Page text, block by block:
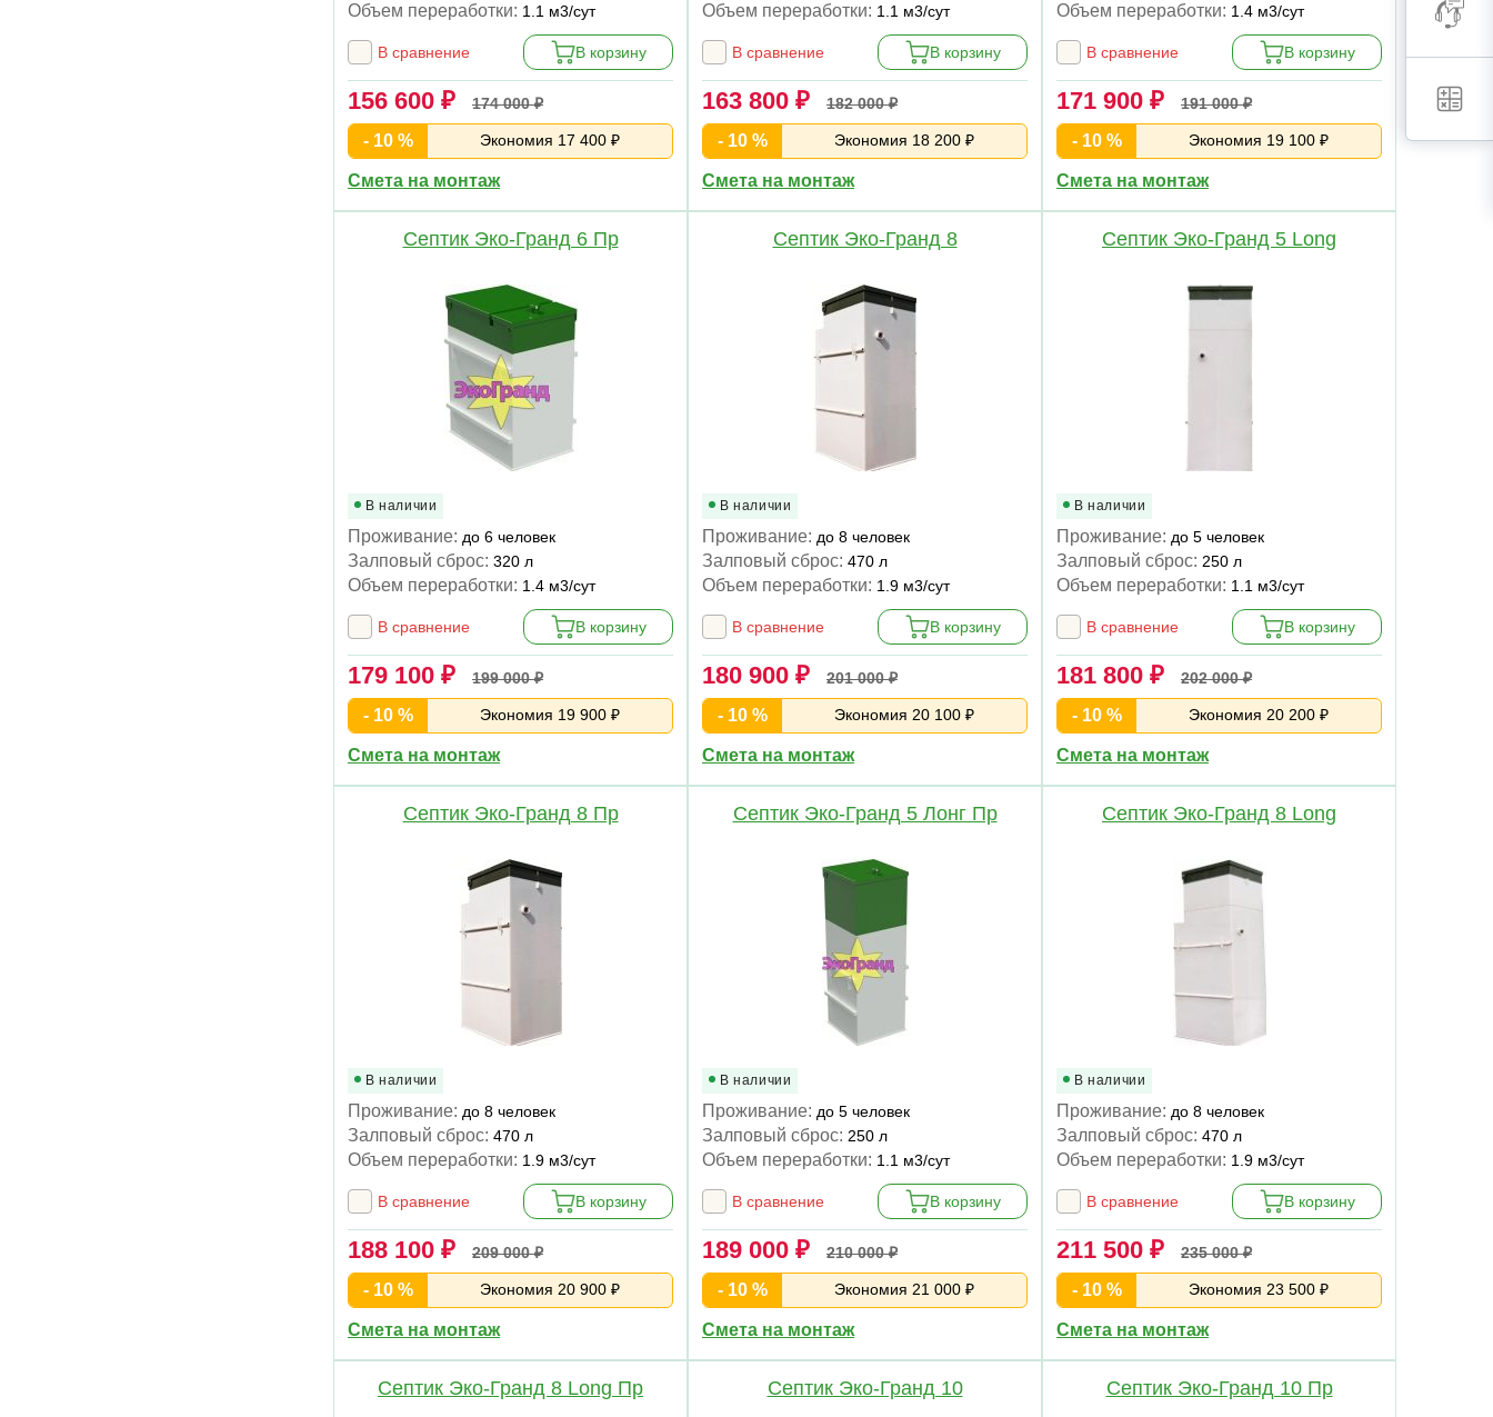
Объем переработки: 1.1 м3/сут
В сравнение В корзину
156 600 ₽ 174 000 ₽
- 10 % Экономия 17 400 ₽
Смета на монтаж
Объем переработки: 1.1 м3/сут
В сравнение В корзину
163 800 ₽ 182 000 ₽
- 10 % Экономия 18 200 ₽
Смета на монтаж
Объем переработки: 1.4 м3/сут
В сравнение В корзину
171 900 ₽ 191 000 ₽
- 10 % Экономия 19 100 ₽
Смета на монтаж
Септик Эко-Гранд 6 Пр
В наличии
Проживание: до 6 человек
Залповый сброс: 320 л
Объем переработки: 1.4 м3/сут
В сравнение В корзину
179 100 ₽ 199 000 ₽
- 10 % Экономия 19 900 ₽
Смета на монтаж
Септик Эко-Гранд 8
В наличии
Проживание: до 8 человек
Залповый сброс: 470 л
Объем переработки: 1.9 м3/сут
В сравнение В корзину
180 900 ₽ 201 000 ₽
- 10 % Экономия 20 100 ₽
Смета на монтаж
Септик Эко-Гранд 5 Long
В наличии
Проживание: до 5 человек
Залповый сброс: 250 л
Объем переработки: 1.1 м3/сут
В сравнение В корзину
181 800 ₽ 202 000 ₽
- 10 % Экономия 20 200 ₽
Смета на монтаж
Септик Эко-Гранд 8 Пр
В наличии
Проживание: до 8 человек
Залповый сброс: 470 л
Объем переработки: 1.9 м3/сут
В сравнение В корзину
188 100 ₽ 209 000 ₽
- 10 % Экономия 20 900 ₽
Смета на монтаж
Септик Эко-Гранд 5 Лонг Пр
В наличии
Проживание: до 5 человек
Залповый сброс: 250 л
Объем переработки: 1.1 м3/сут
В сравнение В корзину
189 000 ₽ 210 000 ₽
- 10 % Экономия 21 000 ₽
Смета на монтаж
Септик Эко-Гранд 8 Long
В наличии
Проживание: до 8 человек
Залповый сброс: 470 л
Объем переработки: 1.9 м3/сут
В сравнение В корзину
211 500 ₽ 235 000 ₽
- 10 % Экономия 23 500 ₽
Смета на монтаж
Септик Эко-Гранд 8 Long Пр Септик Эко-Гранд 10 Септик Эко-Гранд 10 Пр